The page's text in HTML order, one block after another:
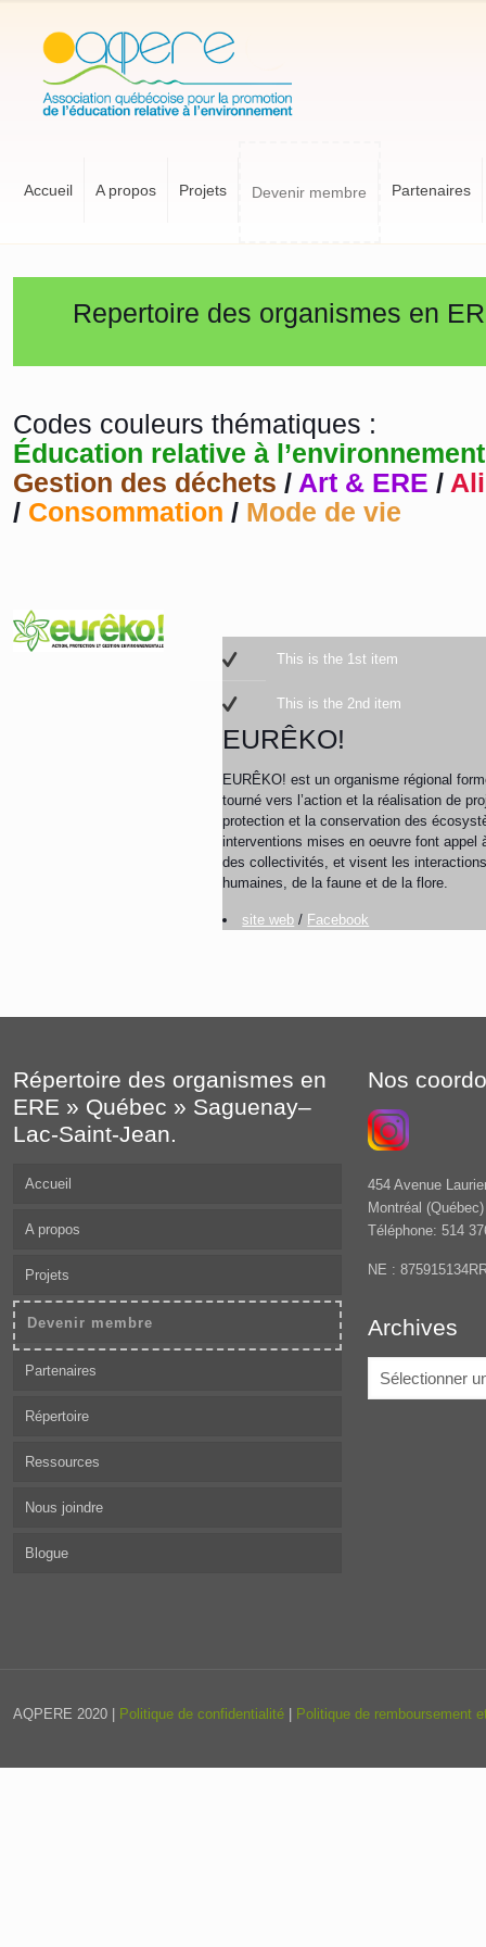
Accueil A propos Projets Devenir membre Partenaires
Repertoire des organismes en
Codes couleurs thématiques :
Éducation relative à
Gestion des déchets / Art & ERE /
/ Consommation / Mode de vie
This is the 1st item
This is the 2nd item
EURÊKO!
EURÊKO! est un organisme régional
tourné vers l’action et la réalisation de
protection et la conservation des
interventions mises en oeuvre font appel
des collectivités, et visent les
humaines, de la faune et de la flore.
site web / Facebook
Répertoire des organismes en
ERE » Québec » Saguenay–
Lac-Saint-Jean.
Accueil
A propos
Projets
Devenir membre
Partenaires
Répertoire
Ressources
Nous joindre
Blogue
Nos
454 Avenue
Montréal
Téléphone: 514
NE :
Archives
AQPERE 2020 | Politique de confidentialité Politique de remboursement